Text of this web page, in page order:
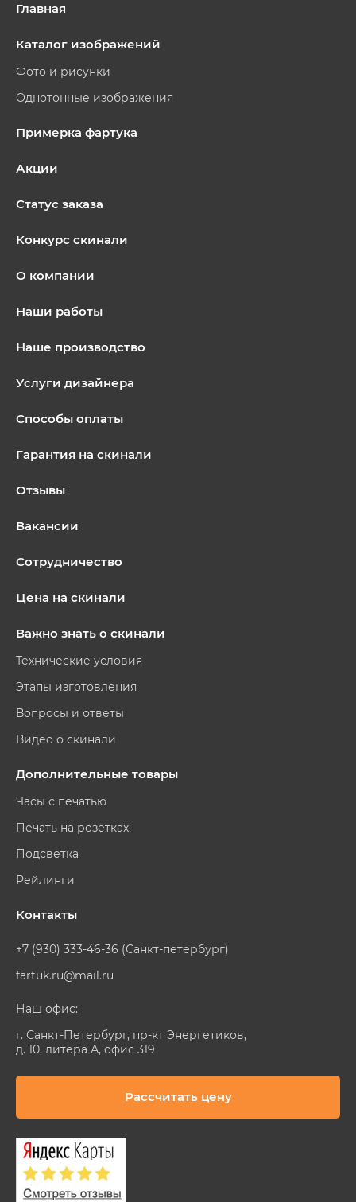
Главная
Каталог изображений
Фото и рисунки
Однотонные изображения
Примерка фартука
Акции
Статус заказа
Конкурс скинали
О компании
Наши работы
Наше производство
Услуги дизайнера
Способы оплаты
Гарантия на скинали
Отзывы
Вакансии
Сотрудничество
Цена на скинали
Важно знать о скинали
Технические условия
Этапы изготовления
Вопросы и ответы
Видео о скинали
Дополнительные товары
Часы с печатью
Печать на розетках
Подсветка
Рейлинги
Контакты
+7 (930) 333-46-36 (Санкт-петербург)
fartuk.ru@mail.ru
Наш офис:
г. Санкт-Петербург, пр-кт Энергетиков,
д. 10, литера А, офис 319
Рассчитать цену